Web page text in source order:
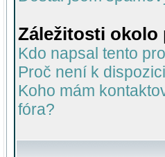
Záležitosti okolo
Kdo napsal tento
Proč není k
Koho mám
fóra?